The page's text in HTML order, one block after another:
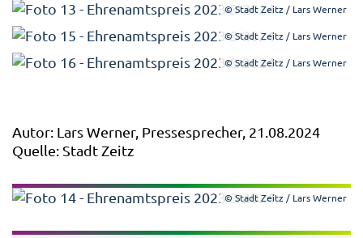
© Stadt Zeitz / Lars Werner
© Stadt Zeitz / Lars Werner
© Stadt Zeitz / Lars Werner
Autor: Lars Werner, Pressesprecher, 21.08.2024
Quelle: Stadt Zeitz
© Stadt Zeitz / Lars Werner